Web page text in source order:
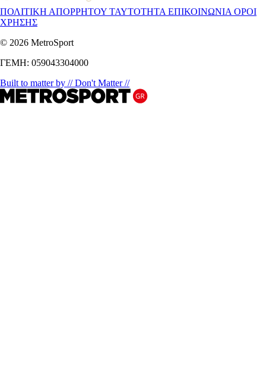
ΠΟΛΙΤΙΚΗ ΑΠΟΡΡΗΤΟΥ ΤΑΥΤΟΤΗΤΑ ΕΠΙΚΟΙΝΩΝΙΑ ΟΡΟΙ
ΧΡΗΣΗΣ
© 2026 MetroSport
ΓΕΜΗ: 059043304000
Built to matter by // Don't Matter //